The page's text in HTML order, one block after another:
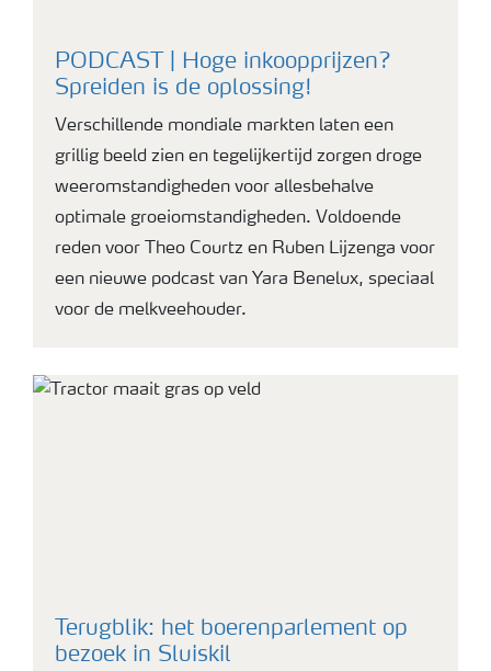
PODCAST | Hoge inkoopprijzen?
Spreiden is de oplossing!
Verschillende mondiale markten laten een
grillig beeld zien en tegelijkertijd zorgen droge
weeromstandigheden voor allesbehalve
optimale groeiomstandigheden. Voldoende
reden voor Theo Courtz en Ruben Lijzenga voor
een nieuwe podcast van Yara Benelux, speciaal
voor de melkveehouder.
Terugblik: het boerenparlement op
bezoek in Sluiskil